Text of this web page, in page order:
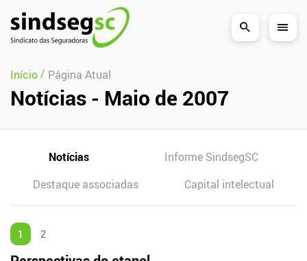
Pular Navegação (s)
Início/ Página Atual
Notícias - Maio de 2007
Notícias
Informe SindsegSC
Destaque associadas
Capital intelectual
1 2